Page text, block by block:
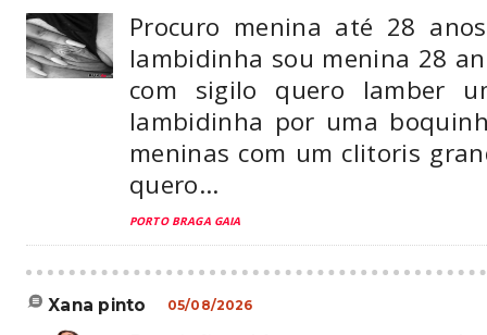
Procuro menina até 28
lambidinha sou menina 28
com sigilo quero lamber
lambidinha por uma
meninas com um clitoris
quero...
PORTO BRAGA GAIA
xana pinto 05/08/2026